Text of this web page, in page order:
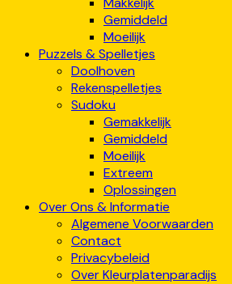
Gemiddeld
Moeilijk
Puzzels & Spelletjes
Doolhoven
Rekenspelletjes
Sudoku
Gemakkelijk
Gemiddeld
Moeilijk
Extreem
Oplossingen
Over Ons & Informatie
Algemene Voorwaarden
Contact
Privacybeleid
Over Kleurplatenparadijs